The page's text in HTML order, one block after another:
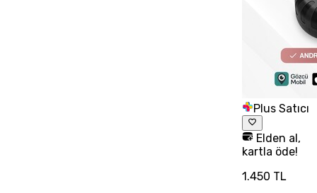
Plus Satıcı
Elden al,
kartla öde!
1.450 TL